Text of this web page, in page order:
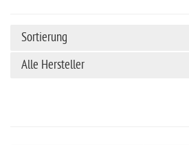
Sortierung
Alle Hersteller